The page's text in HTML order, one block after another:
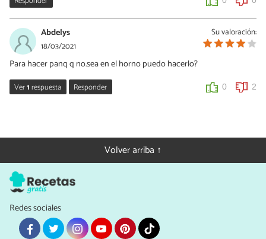
Su valoración:
Abdelys
18/03/2021
Para hacer panq q no.sea en el horno puedo hacerlo?
Ver1respuesta Responder 0 2
Hola! Gracias por escribirnos, puedes hacer tu panqué a baño
María, solo asegúrate que a tu molde no le caiga agua cuando
hierva el agua, sella muy bien y tapa, cocina por 1 hora o hasta
que metas un palillo y salga limpio.
Volver arriba ↑
Redes sociales